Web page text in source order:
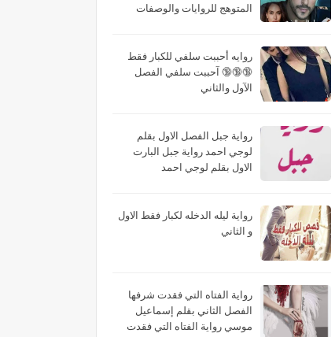
المتوهج للروايات والوصفات
روايه أحببت سلفي للكبار فقط
🔞🔞🔞 آحببت سلفي الفصل
الآول والثاني
رواية جبل الفصل الاول بقلم
لوجي احمد رواية جبل البارت
الاول بقلم لوجي احمد
رواية ليله الدخله لكبار فقط الاول
و الثاني
رواية الفتاه التي فقدت شرفها
الفصل الثاني بقلم إسماعيل
موسي رواية الفتاه التي فقدت